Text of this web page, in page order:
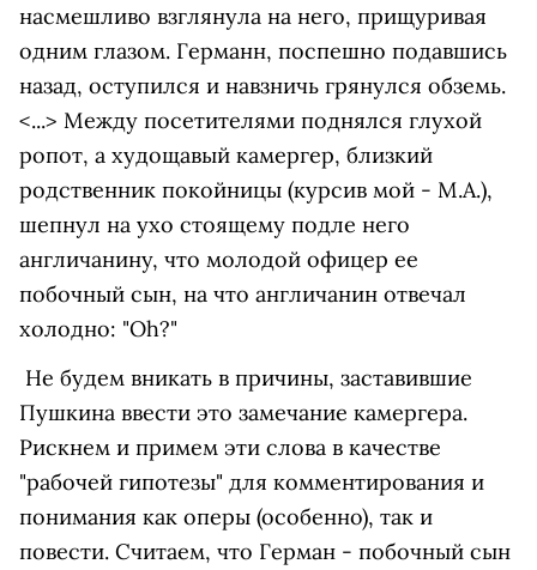
насмешливо взглянула на него, прищуривая
одним глазом. Германн, поспешно подавшись
назад, оступился и навзничь грянулся обземь.
<...> Между посетителями поднялся глухой
ропот, а худощавый камергер, близкий
родственник покойницы (курсив мой - М.А.),
шепнул на ухо стоящему подле него
англичанину, что молодой офицер ее
побочный сын, на что англичанин отвечал
холодно: "Oh?"
Не будем вникать в причины, заставившие
Пушкина ввести это замечание камергера.
Рискнем и примем эти слова в качестве
"рабочей гипотезы" для комментирования и
понимания как оперы (особенно), так и
повести. Считаем, что Герман - побочный сын